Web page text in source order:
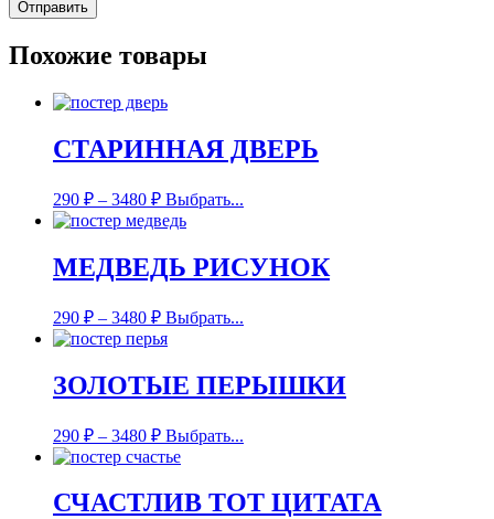
Похожие товары
СТАРИННАЯ ДВЕРЬ
290 ₽ – 3480 ₽ Выбрать...
МЕДВЕДЬ РИСУНОК
290 ₽ – 3480 ₽ Выбрать...
ЗОЛОТЫЕ ПЕРЫШКИ
290 ₽ – 3480 ₽ Выбрать...
СЧАСТЛИВ ТОТ ЦИТАТА